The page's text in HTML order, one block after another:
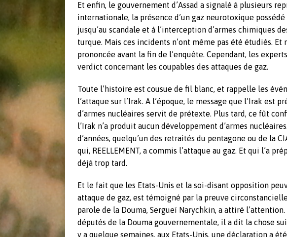
Et enfin, le gouvernement d’Assad a signalé à plusieurs
internationale, la présence d’un gaz neurotoxique
jusqu’au scandale et à l’interception d’armes chimiques
turque. Mais ces incidents n’ont même pas été étudiés. Et
prononcée avant la fin de l’enquête. Cependant, les
verdict concernant les coupables des attaques de gaz.
Toute l’histoire est cousue de fil blanc, et rappelle les
l’attaque sur l’Irak. A l’époque, le message que l’Irak est
d’armes nucléaires servit de prétexte. Plus tard, ce fût
l’Irak n’a produit aucun développement d’armes
d’années, quelqu’un des retraités du pentagone ou de la
qui, REELLEMENT, a commis l’attaque au gaz. Et qui l’a
déjà trop tard.
Et le fait que les Etats-Unis et la soi-disant opposition
attaque de gaz, est témoigné par la preuve
parole de la Douma, Sergueï Narychkin, a attiré
députés de la Douma gouvernementale, il a dit la chose
y a quelque semaines, aux Etats-Unis, une déclaration a